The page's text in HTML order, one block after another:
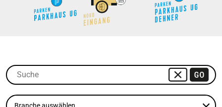
Cyta Gallery
Standvermietung
Mitarbeiter